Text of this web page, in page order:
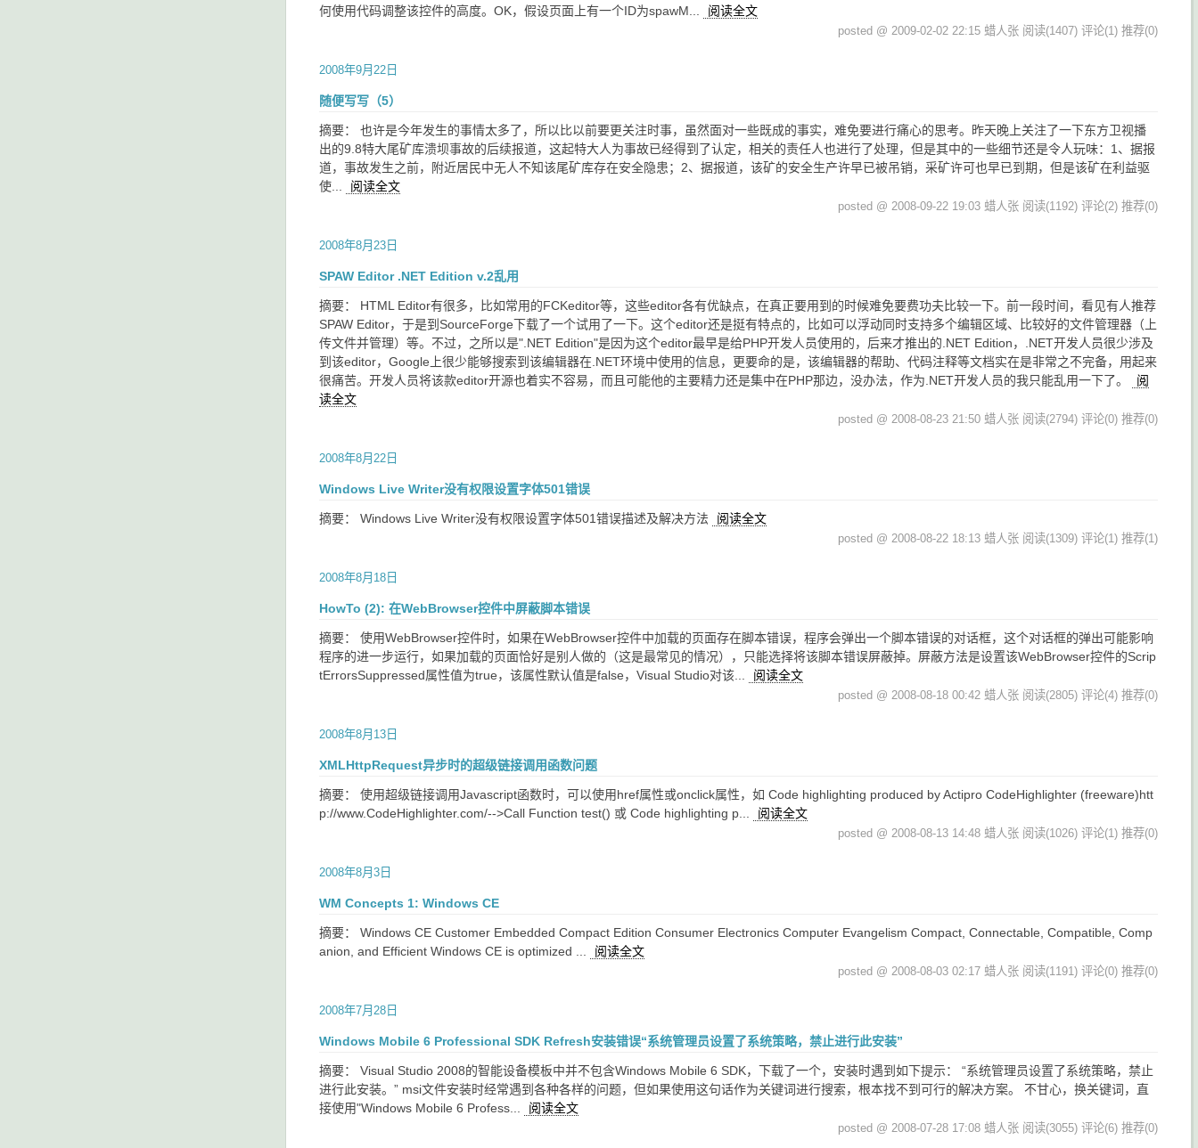
何使用代码调整该控件的高度。OK，假设页面上有一个ID为spawM...
阅读全文
posted @ 2009-02-02 22:15 蜡人张 阅读(1407) 评论(1) 推荐(0)
2008年9月22日
随便写写（5）
摘要： 也许是今年发生的事情太多了，所以比以前要更关注时事，虽然面对一些既成的事实，难免要进行痛心的思考。昨天晚上关注了一下东方卫视播
出的9.8特大尾矿库溃坝事故的后续报道，这起特大人为事故已经得到了认定，相关的责任人也进行了处理，但是其中的一些细节还是令人玩味：1、据报
道，事故发生之前，附近居民中无人不知该尾矿库存在安全隐患；2、据报道，该矿的安全生产许早已被吊销，采矿许可也早已到期，但是该矿在利益驱
使...
阅读全文
posted @ 2008-09-22 19:03 蜡人张 阅读(1192) 评论(2) 推荐(0)
2008年8月23日
SPAW Editor .NET Edition v.2乱用
摘要： HTML Editor有很多，比如常用的FCKeditor等，这些editor各有优缺点，在真正要用到的时候难免要费功夫比较一下。前一段时间，看见有人推荐
SPAW Editor，于是到SourceForge下载了一个试用了一下。这个editor还是挺有特点的，比如可以浮动同时支持多个编辑区域、比较好的文件管理器（上
传文件并管理）等。不过，之所以是".NET Edition"是因为这个editor最早是给PHP开发人员使用的，后来才推出的.NET Edition，.NET开发人员很少涉及
到该editor，Google上很少能够搜索到该编辑器在.NET环境中使用的信息，更要命的是，该编辑器的帮助、代码注释等文档实在是非常之不完备，用起来
很痛苦。开发人员将该款editor开源也着实不容易，而且可能他的主要精力还是集中在PHP那边，没办法，作为.NET开发人员的我只能乱用一下了。
阅
读全文
posted @ 2008-08-23 21:50 蜡人张 阅读(2794) 评论(0) 推荐(0)
2008年8月22日
Windows Live Writer没有权限设置字体501错误
摘要： Windows Live Writer没有权限设置字体501错误描述及解决方法 阅读全文
posted @ 2008-08-22 18:13 蜡人张 阅读(1309) 评论(1) 推荐(1)
2008年8月18日
HowTo (2): 在WebBrowser控件中屏蔽脚本错误
摘要： 使用WebBrowser控件时，如果在WebBrowser控件中加载的页面存在脚本错误，程序会弹出一个脚本错误的对话框，这个对话框的弹出可能影响
程序的进一步运行，如果加载的页面恰好是别人做的（这是最常见的情况），只能选择将该脚本错误屏蔽掉。屏蔽方法是设置该WebBrowser控件的Scrip
tErrorsSuppressed属性值为true，该属性默认值是false，Visual Studio对该...
阅读全文
posted @ 2008-08-18 00:42 蜡人张 阅读(2805) 评论(4) 推荐(0)
2008年8月13日
XMLHttpRequest异步时的超级链接调用函数问题
摘要： 使用超级链接调用Javascript函数时，可以使用href属性或onclick属性，如 Code highlighting produced by Actipro CodeHighlighter (freeware)htt
p://www.CodeHighlighter.com/-->Call Function test() 或 Code highlighting p...
阅读全文
posted @ 2008-08-13 14:48 蜡人张 阅读(1026) 评论(1) 推荐(0)
2008年8月3日
WM Concepts 1: Windows CE
摘要： Windows CE Customer Embedded Compact Edition Consumer Electronics Computer Evangelism Compact, Connectable, Compatible, Comp
anion, and Efficient Windows CE is optimized ...
阅读全文
posted @ 2008-08-03 02:17 蜡人张 阅读(1191) 评论(0) 推荐(0)
2008年7月28日
Windows Mobile 6 Professional SDK Refresh安装错误“系统管理员设置了系统策略，禁止进行此安装”
摘要： Visual Studio 2008的智能设备模板中并不包含Windows Mobile 6 SDK，下载了一个，安装时遇到如下提示： “系统管理员设置了系统策略，禁止
进行此安装。” msi文件安装时经常遇到各种各样的问题，但如果使用这句话作为关键词进行搜索，根本找不到可行的解决方案。 不甘心，换关键词，直
接使用"Windows Mobile 6 Profess...
阅读全文
posted @ 2008-07-28 17:08 蜡人张 阅读(3055) 评论(6) 推荐(0)